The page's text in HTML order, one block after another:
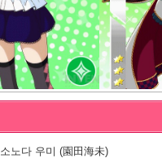
소노다 우미 (園田海未)